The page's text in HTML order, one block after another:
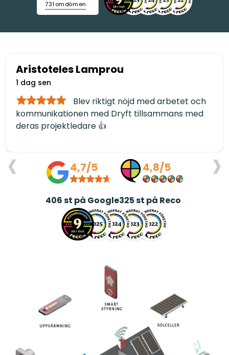
731 omdömen
Aristoteles Lamprou
1 dag sen
Blev riktigt nöjd med arbetet och
kommunikationen med Dryft tillsammans med
deras projektledare 👍
‹ ›
4,7/5
406st på Google
4,8/5
325st på Reco